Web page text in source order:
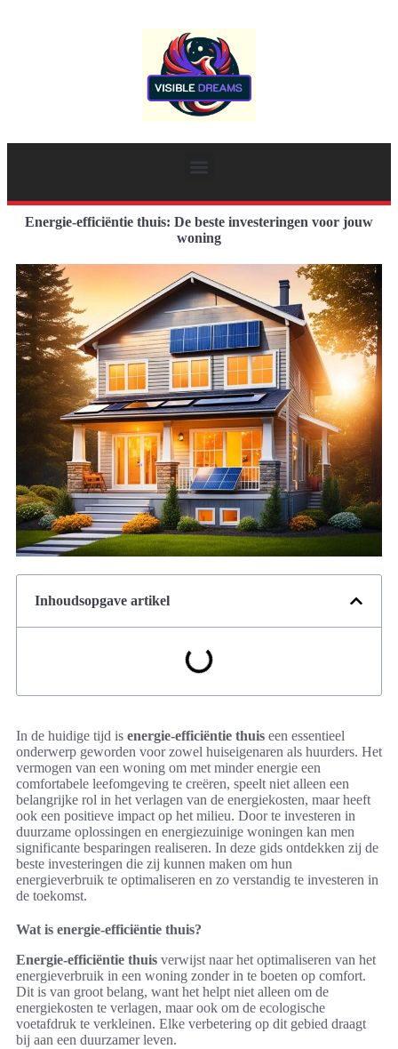
Energie-efficiëntie thuis: De beste investeringen voor jouw
woning
Inhoudsopgave artikel
In de huidige tijd is energie-efficiëntie thuis een essentieel
onderwerp geworden voor zowel huiseigenaren als huurders. Het
vermogen van een woning om met minder energie een
comfortabele leefomgeving te creëren, speelt niet alleen een
belangrijke rol in het verlagen van de energiekosten, maar heeft
ook een positieve impact op het milieu. Door te investeren in
duurzame oplossingen en energiezuinige woningen kan men
significante besparingen realiseren. In deze gids ontdekken zij de
beste investeringen die zij kunnen maken om hun
energieverbruik te optimaliseren en zo verstandig te investeren in
de toekomst.
Wat is energie-efficiëntie thuis?
Energie-efficiëntie thuis verwijst naar het optimaliseren van het
energieverbruik in een woning zonder in te boeten op comfort.
Dit is van groot belang, want het helpt niet alleen om de
energiekosten te verlagen, maar ook om de ecologische
voetafdruk te verkleinen. Elke verbetering op dit gebied draagt
bij aan een duurzamer leven.